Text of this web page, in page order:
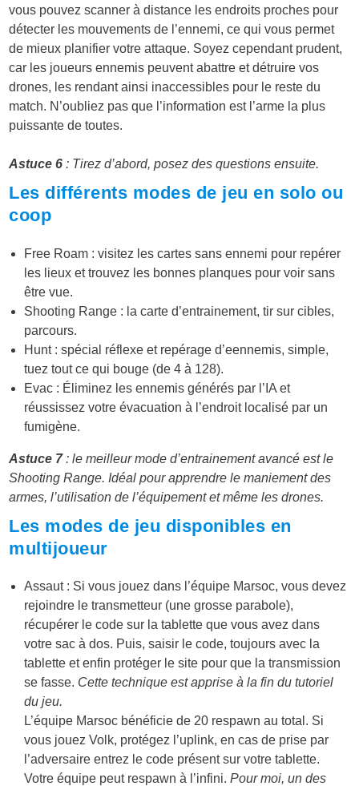
vous pouvez scanner à distance les endroits proches pour
détecter les mouvements de l’ennemi, ce qui vous permet
de mieux planifier votre attaque. Soyez cependant prudent,
car les joueurs ennemis peuvent abattre et détruire vos
drones, les rendant ainsi inaccessibles pour le reste du
match. N’oubliez pas que l’information est l’arme la plus
puissante de toutes.
Astuce 6 : Tirez d’abord, posez des questions ensuite.
Les différents modes de jeu en solo ou
coop
Free Roam : visitez les cartes sans ennemi pour repérer
les lieux et trouvez les bonnes planques pour voir sans
être vue.
Shooting Range : la carte d’entrainement, tir sur cibles,
parcours.
Hunt : spécial réflexe et repérage d’eennemis, simple,
tuez tout ce qui bouge (de 4 à 128).
Evac : Éliminez les ennemis générés par l’IA et
réussissez votre évacuation à l’endroit localisé par un
fumigène.
Astuce 7: le meilleur mode d’entrainement avancé est le
Shooting Range. Idéal pour apprendre le maniement des
armes, l’utilisation de l’équipement et même les drones.
Les modes de jeu disponibles en
multijoueur
Assaut : Si vous jouez dans l’équipe Marsoc, vous devez
rejoindre le transmetteur (une grosse parabole),
récupérer le code sur la tablette que vous avez dans
votre sac à dos. Puis, saisir le code, toujours avec la
tablette et enfin protéger le site pour que la transmission
se fasse. Cette technique est apprise à la fin du tutoriel
du jeu.
L’équipe Marsoc bénéficie de 20 respawn au total. Si
vous jouez Volk, protégez l’uplink, en cas de prise par
l’adversaire entrez le code présent sur votre tablette.
Votre équipe peut respawn à l’infini.Pour moi, un des